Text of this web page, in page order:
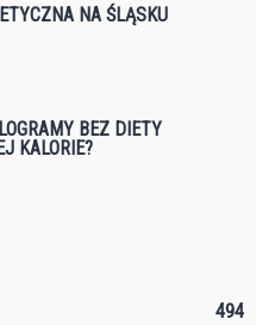
NA ŚLĄSKU
BEZ DIETY
KALORIE?
494